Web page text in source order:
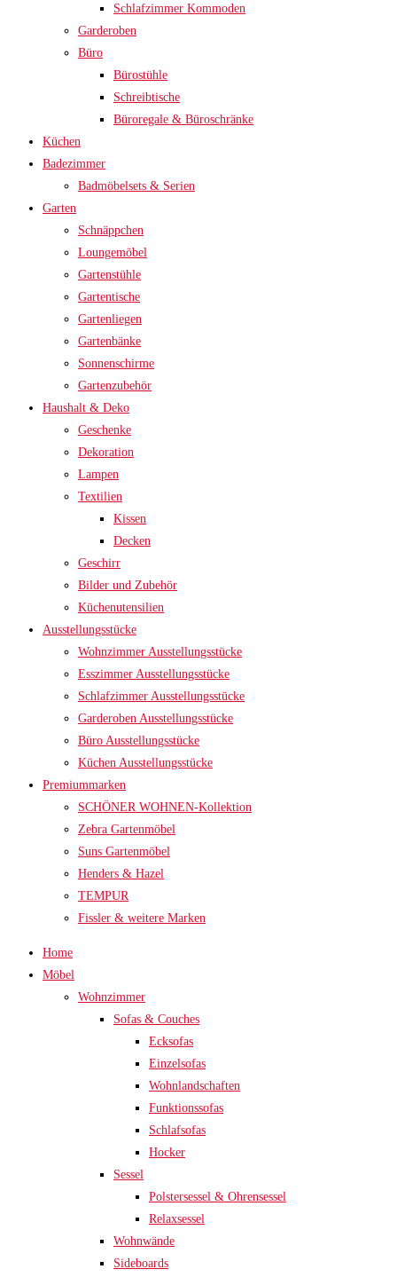
Schlafzimmer Kommoden
Garderoben
Büro
Bürostühle
Schreibtische
Büroregale & Büroschränke
Küchen
Badezimmer
Badmöbelsets & Serien
Garten
Schnäppchen
Loungemöbel
Gartenstühle
Gartentische
Gartenliegen
Gartenbänke
Sonnenschirme
Gartenzubehör
Haushalt & Deko
Geschenke
Dekoration
Lampen
Textilien
Kissen
Decken
Geschirr
Bilder und Zubehör
Küchenutensilien
Ausstellungsstücke
Wohnzimmer Ausstellungsstücke
Esszimmer Ausstellungsstücke
Schlafzimmer Ausstellungsstücke
Garderoben Ausstellungsstücke
Büro Ausstellungsstücke
Küchen Ausstellungsstücke
Premiummarken
SCHÖNER WOHNEN-Kollektion
Zebra Gartenmöbel
Suns Gartenmöbel
Henders & Hazel
TEMPUR
Fissler & weitere Marken
Home
Möbel
Wohnzimmer
Sofas & Couches
Ecksofas
Einzelsofas
Wohnlandschaften
Funktionssofas
Schlafsofas
Hocker
Sessel
Polstersessel & Ohrensessel
Relaxsessel
Wohnwände
Sideboards